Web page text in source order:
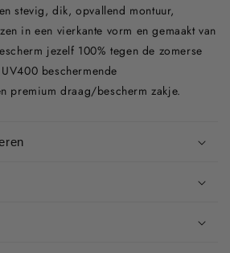
stevig, dik, opvallend montuur,
in een vierkante vorm en gemaakt van
jezelf 100% tegen de zomerse
beschermende
premium draag/bescherm zakje.